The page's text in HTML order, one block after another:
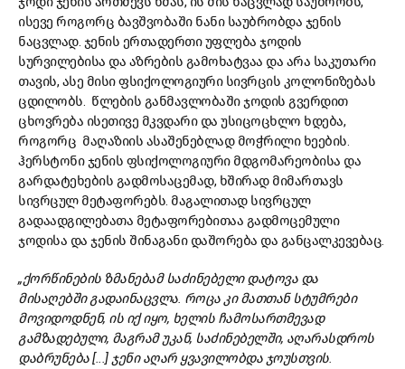
ისევე როგორც ბავშვობაში ნანი საუბრობდა ჯენის
ნაცვლად. ჯენის ერთადერთი უფლება ჯოდის
სურვილებისა და აზრების გამოხატვაა და არა საკუთარი
თავის, ასე მისი ფსიქოლოგიური სივრცის კოლონიზებას
ცდილობს. წლების განმავლობაში ჯოდის გვერდით
ცხოვრება ისეთივე მკვდარი და უსიცოცხლო ხდება,
როგორც მაღაზიის ასაშენებლად მოჭრილი ხეების.
ჰერსტონი ჯენის ფსიქოლოგიური მდგომარეობისა და
გარდატეხების გადმოსაცემად, ხშირად მიმართავს
სივრცულ მეტაფორებს. მაგალითად სივრცულ
გადაადგილებათა მეტაფორებითაა გადმოცემული
ჯოდისა და ჯენის შინაგანი დაშორება და განცალკევებაც.
„ქორწინების ზმანებამ საძინებელი დატოვა და
მისაღებში გადაინაცვლა. როცა კი მათთან სტუმრები
მოვიდოდნენ, ის იქ იყო, ხელის ჩამოსართმევად
გამზადებული, მაგრამ უკან, საძინებელში, აღარასდროს
დაბრუნება [...] ჯენი აღარ ყვავილობდა ჯოუსთვის.